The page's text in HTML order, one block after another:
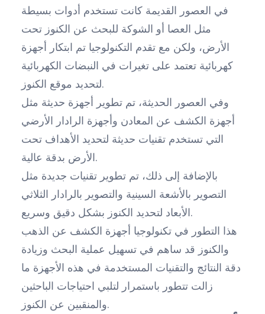
في العصور القديمة كانت تستخدم أدوات بسيطة
مثل العصا أو الشوكة للبحث عن الكنوز تحت
الأرض، ولكن مع تقدم التكنولوجيا تم ابتكار أجهزة
كهربائية تعتمد على تغيرات في النبضات الكهربائية
لتحديد موقع الكنوز.
وفي العصور الحديثة، تم تطوير أجهزة حديثة مثل
أجهزة الكشف عن المعادن وأجهزة الرادار الأرضي
التي تستخدم تقنيات حديثة لتحديد الأهداف تحت
الأرض بدقة عالية.
بالإضافة إلى ذلك، تم تطوير تقنيات جديدة مثل
التصوير بالأشعة السينية والتصوير بالرادار الثلاثي
الأبعاد لتحديد الكنوز بشكل دقيق وسريع.
هذا التطور في تكنولوجيا أجهزة الكشف عن الذهب
والكنوز قد ساهم في تسهيل عملية البحث وزيادة
دقة النتائج والتقنيات المستخدمة في هذه الأجهزة ما
زالت تتطور باستمرار لتلبي احتياجات الباحثين
والمنقبين عن الكنوز.